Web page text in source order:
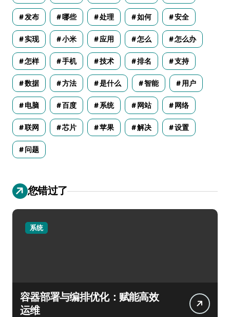
发布 哪些 处理 如何 安全
实现 小米 应用 怎么 怎么办
怎样 手机 技术 排名 支持
数据 方法 是什么 智能 用户
电脑 百度 系统 网站 网络
联网 芯片 苹果 解决 设置
问题
您错过了
系统
容器部署与编排优化：赋能高效
运维